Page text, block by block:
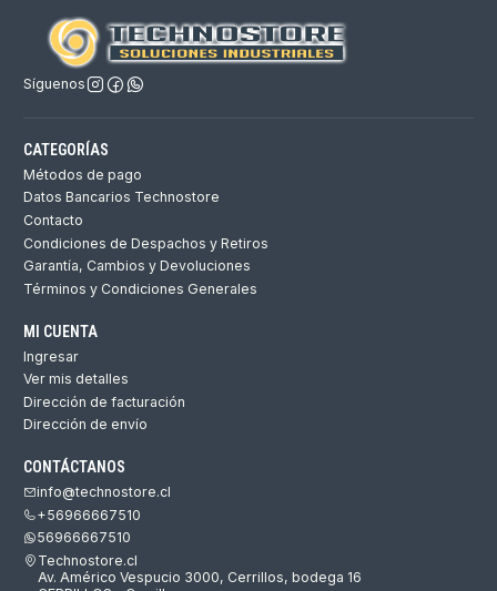
Síguenos
CATEGORÍAS
Métodos de pago
Datos Bancarios Technostore
Contacto
Condiciones de Despachos y Retiros
Garantía, Cambios y Devoluciones
Términos y Condiciones Generales
MI CUENTA
Ingresar
Ver mis detalles
Dirección de facturación
Dirección de envío
CONTÁCTANOS
info@technostore.cl
+56966667510
56966667510
Technostore.cl
Av. Américo Vespucio 3000, Cerrillos, bodega 16